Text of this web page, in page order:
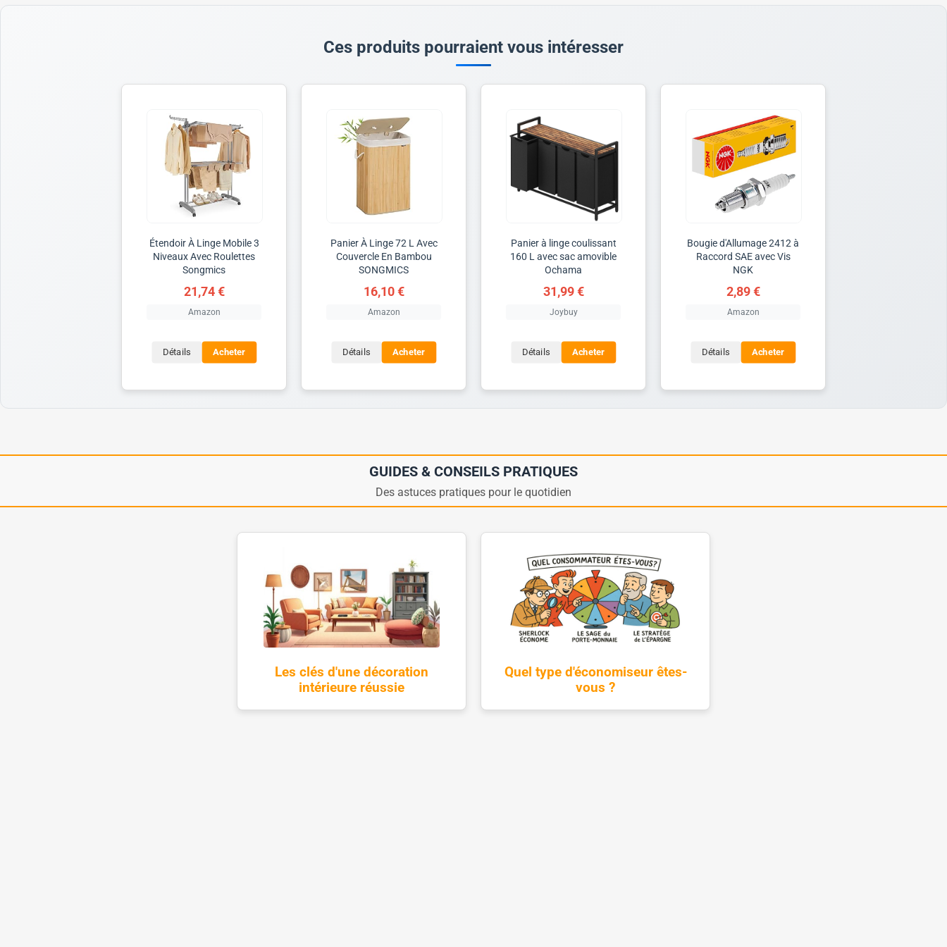
Ces produits pourraient vous intéresser
Étendoir À Linge Mobile 3
Niveaux Avec Roulettes
Songmics
21,74 €
Amazon
Détails Acheter
Panier À Linge 72 L Avec
Couvercle En Bambou
SONGMICS
16,10 €
Amazon
Détails Acheter
Panier à linge coulissant
160 L avec sac amovible
Ochama
31,99 €
Joybuy
Détails Acheter
Bougie d'Allumage 2412 à
Raccord SAE avec Vis
NGK
2,89 €
Amazon
Détails Acheter
GUIDES & CONSEILS PRATIQUES
Des astuces pratiques pour le quotidien
Les clés d'une décoration
intérieure réussie
Quel type d'économiseur êtes-
vous ?